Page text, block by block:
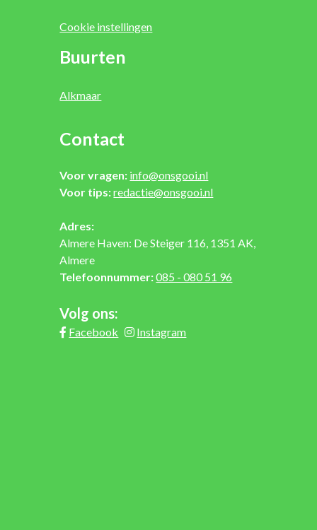
Cookie instellingen
Buurten
Alkmaar
Contact
Voor vragen: info@onsgooi.nl
Voor tips:redactie@onsgooi.nl
Adres:
Almere Haven: De Steiger 116, 1351 AK,
Almere
Telefoonnummer:085 - 080 51 96
Volg ons:
Facebook Instagram